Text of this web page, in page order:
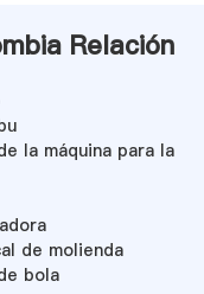
Relación
la máquina para la
de molienda
bola